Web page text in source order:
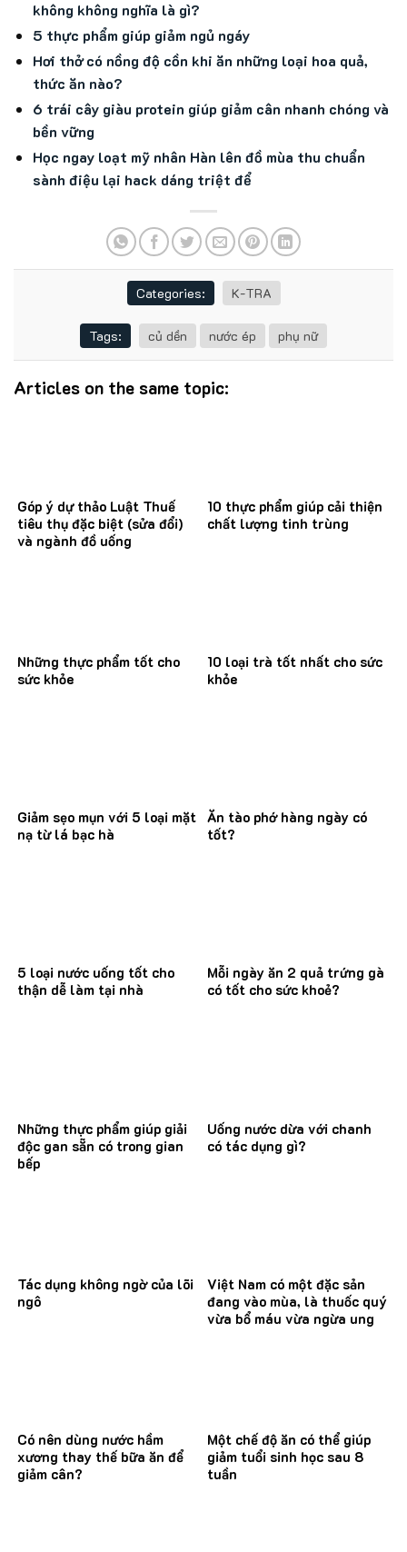
không không nghĩa là gì?
5 thực phẩm giúp giảm ngủ ngáy
Hơi thở có nồng độ cồn khi ăn những loại hoa quả,
thức ăn nào?
6 trái cây giàu protein giúp giảm cân nhanh chóng và
bền vững
Học ngay loạt mỹ nhân Hàn lên đồ mùa thu chuẩn
sành điệu lại hack dáng triệt để
Categories: K-TRA
Tags: củ dền nước ép phụ nữ
Articles on the same topic:
Góp ý dự thảo Luật Thuế
tiêu thụ đặc biệt (sửa đổi)
và ngành đồ uống
10 thực phẩm giúp cải thiện
chất lượng tinh trùng
Những thực phẩm tốt cho
sức khỏe
10 loại trà tốt nhất cho sức
khỏe
Giảm sẹo mụn với 5 loại mặt
nạ từ lá bạc hà
Ăn tào phớ hàng ngày có
tốt?
5 loại nước uống tốt cho
thận dễ làm tại nhà
Mỗi ngày ăn 2 quả trứng gà
có tốt cho sức khoẻ?
Những thực phẩm giúp giải
độc gan sẵn có trong gian
bếp
Uống nước dừa với chanh
có tác dụng gì?
Tác dụng không ngờ của lõi
ngô
Việt Nam có một đặc sản
đang vào mùa, là thuốc quý
vừa bổ máu vừa ngừa ung
Có nên dùng nước hầm
xương thay thế bữa ăn để
giảm cân?
Một chế độ ăn có thể giúp
giảm tuổi sinh học sau 8
tuần